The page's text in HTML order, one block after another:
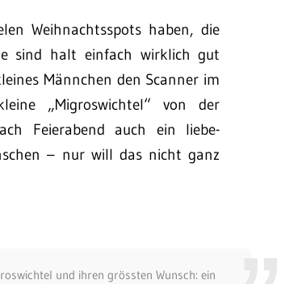
Weihnachtsspots haben, die
sind halt einfach wirklich gut
Männchen den Scanner im
„Migroswichtel“ von der
Feierabend auch ein liebe-
– nur will das nicht ganz
und ihren grössten Wunsch: ein